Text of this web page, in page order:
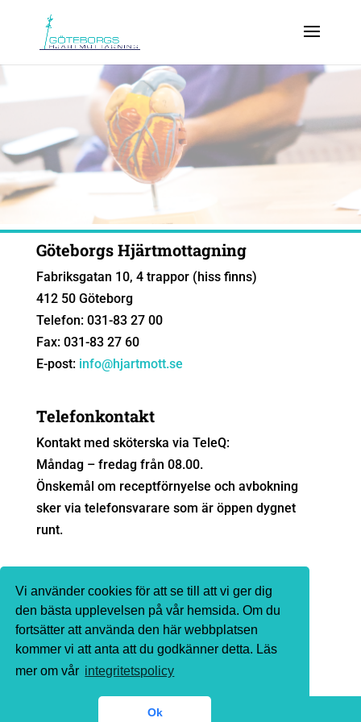
Vi använder cookies för att se till att vi ger dig
den bästa upplevelsen på vår hemsida. Om du
fortsätter att använda den här webbplatsen
kommer vi att anta att du godkänner detta. Läs
mer om vår integritetspolicy
Ok
Göteborgs Hjärtmottagning
Fabriksgatan 10, 4 trappor (hiss finns)
412 50 Göteborg
Telefon: 031-83 27 00
Fax: 031-83 27 60
E-post: info@hjartmott.se
Telefonkontakt
Kontakt med sköterska via TeleQ:
Måndag – fredag från 08.00.
Önskemål om receptförnyelse och avbokning
sker via telefonsvarare som är öppen dygnet
runt.
Sjukvårdsrådgivning
Ingen sjukvårdsrådgivning sker via e-post. Vi
hänvisar till1177.seeller telefon 1177 för
sjukvårdsrådgivning.